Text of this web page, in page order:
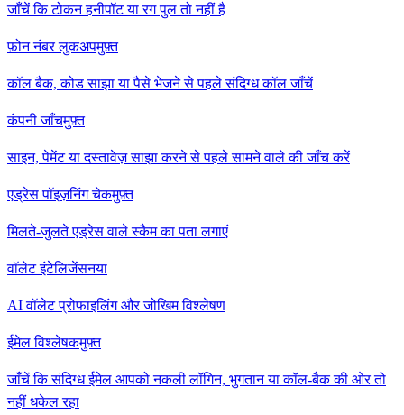
जाँचें कि टोकन हनीपॉट या रग पुल तो नहीं है
फ़ोन नंबर लुकअपमुफ़्त
कॉल बैक, कोड साझा या पैसे भेजने से पहले संदिग्ध कॉल जाँचें
कंपनी जाँचमुफ़्त
साइन, पेमेंट या दस्तावेज़ साझा करने से पहले सामने वाले की जाँच करें
एड्रेस पॉइज़निंग चेकमुफ़्त
मिलते-जुलते एड्रेस वाले स्कैम का पता लगाएं
वॉलेट इंटेलिजेंसनया
AI वॉलेट प्रोफाइलिंग और जोखिम विश्लेषण
ईमेल विश्लेषकमुफ़्त
जाँचें कि संदिग्ध ईमेल आपको नकली लॉगिन, भुगतान या कॉल-बैक की ओर तो
नहीं धकेल रहा